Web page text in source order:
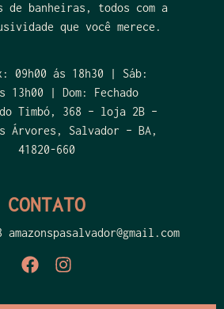
de banheiras, todos com a
que você merece.
09h00 ás 18h30 | Sáb:
13h00 | Dom: Fechado
Timbó, 368 – loja 2B –
Árvores, Salvador – BA,
41820-660
CONTATO